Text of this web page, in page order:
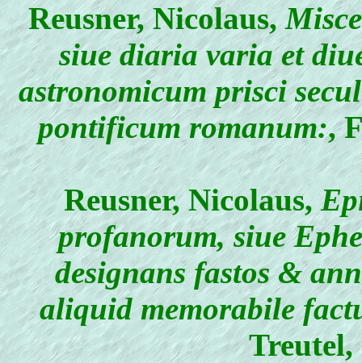
Reusner, Nicolaus,
siue diaria varia et
astronomicum prisci
pontificum romanum:,
Reusner, Nicolaus,
profanorum, siue
designans fastos &
aliquid memorabile
Treutel,